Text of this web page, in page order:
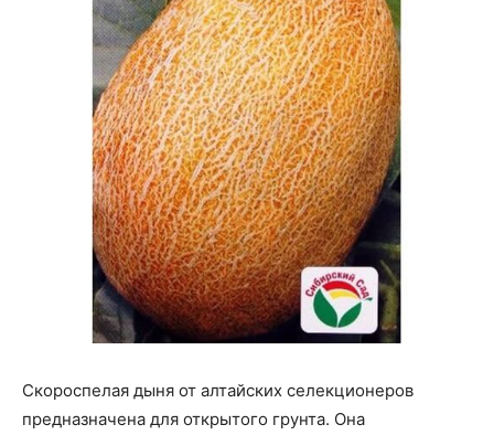
Скороспелая дыня от алтайских селекционеров
предназначена для открытого грунта. Она